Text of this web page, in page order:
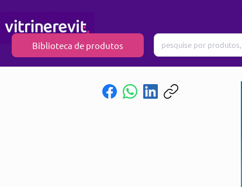
Biblioteca de produtos